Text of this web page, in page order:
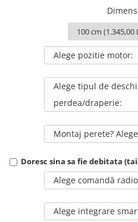
Alege pozitie motor:
Alege tipul de
perdea/draperie:
Montaj perete?
Doresc sina sa fie debitata
Alege comandă
Alege integrare